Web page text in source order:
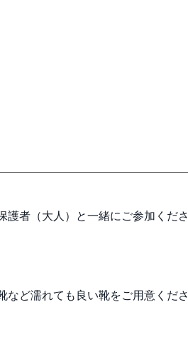
者（大人）と一緒にご参加くださ
ど濡れても良い靴をご用意くださ